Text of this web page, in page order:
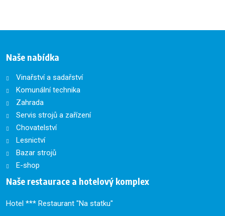
Naše nabídka
Vinařství a sadařství
Komunální technika
Zahrada
Servis strojů a zařízení
Chovatelství
Lesnictví
Bazar strojů
E-shop
Naše restaurace a hotelový komplex
Hotel *** Restaurant "Na statku"